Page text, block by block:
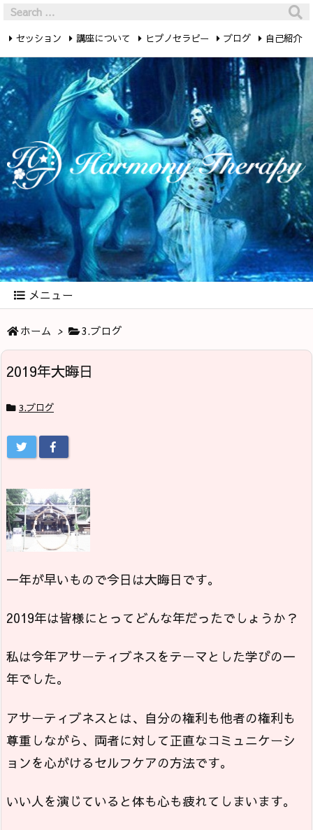
メニュー
セッション 講座について ヒプノセラピー ブログ 自己紹介
最新記事 お問い合わせ
ホーム > 3.ブログ
2019年大晦日
3.ブログ
一年が早いもので今日は大晦日です。
2019年は皆様にとってどんな年だったでしょうか？
私は今年アサーティブネスをテーマとした学びの一
年でした。
アサーティブネスとは、自分の権利も他者の権利も
尊重しながら、両者に対して正直なコミュニケーシ
ョンを心がけるセルフケアの方法です。
いい人を演じていると体も心も疲れてしまいます。